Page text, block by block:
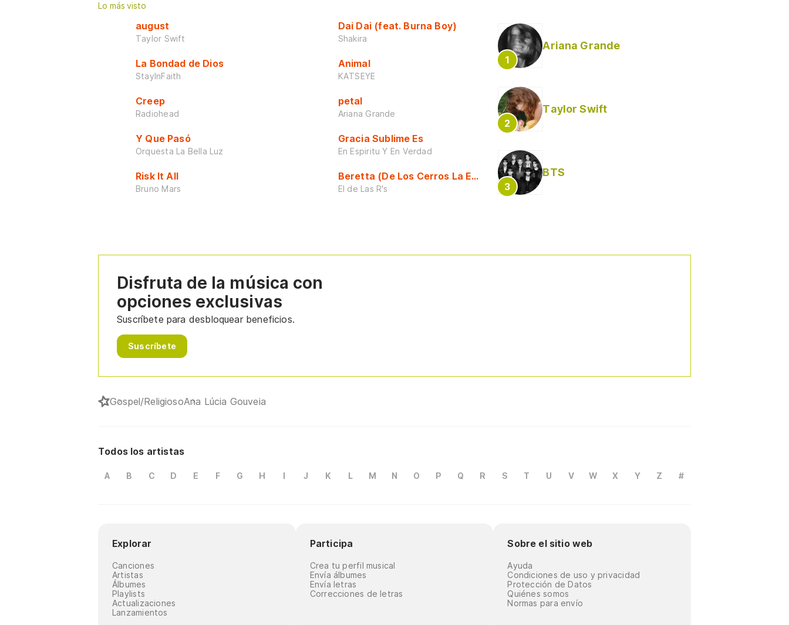
Lo más visto
august
Taylor Swift
La Bondad de Dios
StayInFaith
Creep
Radiohead
Y Que Pasó
Orquesta La Bella Luz
Risk It All
Bruno Mars
Dai Dai (feat. Burna Boy)
Shakira
Animal
KATSEYE
petal
Ariana Grande
Gracia Sublime Es
En Espiritu Y En Verdad
Beretta (De Los Cerros La Escuela)
El de Las R's
Ariana Grande
Taylor Swift
BTS
Disfruta de la música con
opciones exclusivas
Suscríbete para desbloquear beneficios.
Suscríbete
Gospel/ReligiosoAna Lúcia Gouveia
Todos los artistas
A B C D E F G H I J K L M N O P Q R S T U V W X Y Z #
Explorar
Canciones
Artistas
Álbumes
Playlists
Actualizaciones
Lanzamientos
Participa
Crea tu perfil musical
Envía álbumes
Envía letras
Correcciones de letras
Sobre el sitio web
Ayuda
Condiciones de uso y privacidad
Protección de Datos
Quiénes somos
Normas para envío